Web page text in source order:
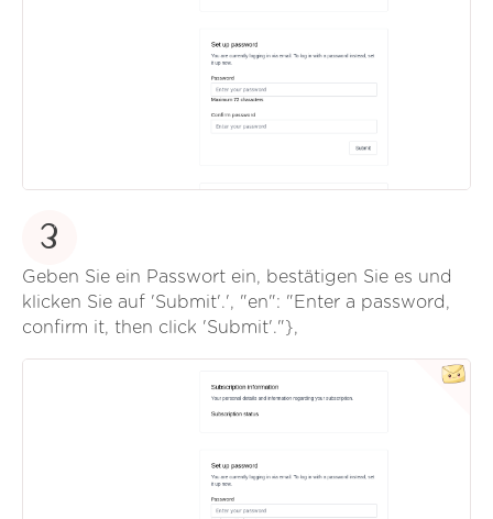
3
Geben Sie ein Passwort ein, bestätigen Sie es und
klicken Sie auf 'Submit'.', "en": "Enter a password,
confirm it, then click 'Submit'."},